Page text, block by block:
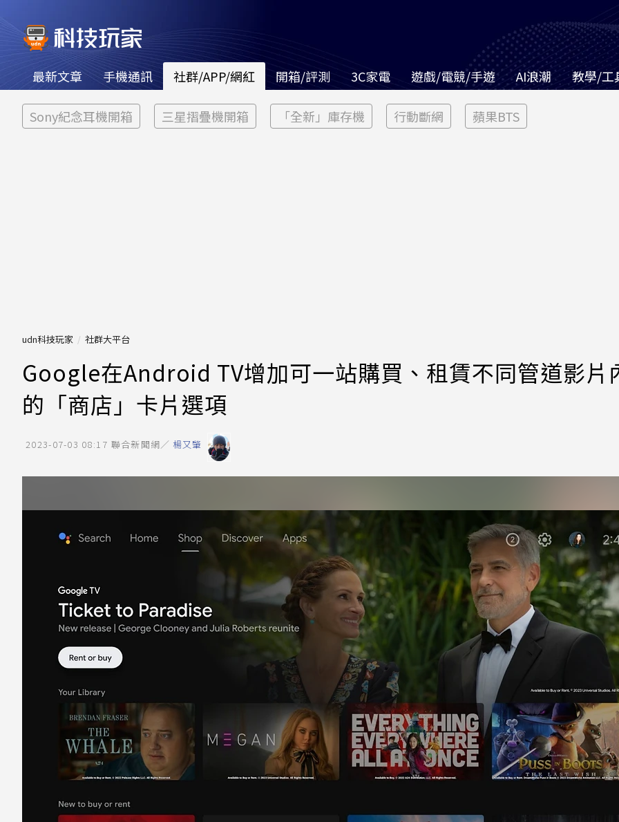
最新文章 手機通訊 社群/APP/網紅 開箱/評測 3C家電 遊戲/電競/手遊 AI浪潮 教學/工
Sony紀念耳機開箱 三星摺疊機開箱 「全新」庫存機 行動斷網 蘋果BTS
udn科技玩家 社群大平台
Google在Android TV增加可一站購買、租賃不同管道影片
的「商店」卡片選項
2023-07-03 08:17 聯合新聞網／ 楊又肇